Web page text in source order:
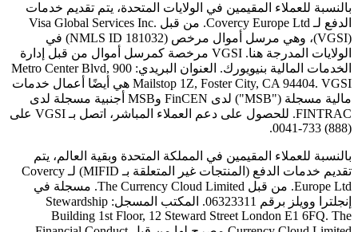
بالنسبة للعملاء المقيمين في الولايات المتحدة، يتم تقديم خدمات
الدفع لـ Covercy Europe Ltd. من قبل Visa Global Services Inc.
(VGSI)، وهي مرسل أموال مرخص (NMLS ID 181032) في
الولايات المدرجة هنا. VGSI مرخصة كمرسل أموال من قبل إدارة
الخدمات المالية بنيويورك. العنوان البريدي: 900 Metro Center Blvd,
Mailstop 1Z, Foster City, CA 94404. VGSI هي أيضًا أعمال خدمات
مالية مسجلة ("MSB") لدى FinCEN وMSB أجنبية مسجلة لدى
FINTRAC. للحصول على دعم العملاء المباشر، اتصل بـ VGSI على
(888) 733-0041.
بالنسبة للعملاء المقيمين في المملكة المتحدة وبقية العالم، يتم
تقديم خدمات الدفع (المنتجات غير المتعلقة بـ MIFID) لـ Covercy
Europe Ltd. من قبل The Currency Cloud Limited. مسجلة في
إنجلترا وويلز برقم 06323311. المكتب المسجل: Stewardship
Building 1st Floor, 12 Steward Street London E1 6FQ. The